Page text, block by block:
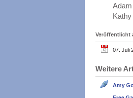
Veröffentlicht
07. Juli
Weitere
Amy